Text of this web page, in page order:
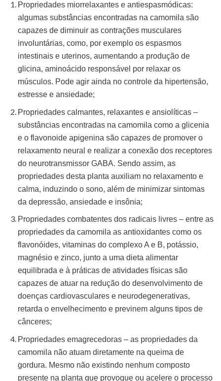
Propriedades miorrelaxantes e antiespasmódicas:
algumas substâncias encontradas na camomila são
capazes de diminuir as contrações musculares
involuntárias, como, por exemplo os espasmos
intestinais e uterinos, aumentando a produção de
glicina, aminoácido responsável por relaxar os
músculos. Pode agir ainda no controle da hipertensão,
estresse e ansiedade;
Propriedades calmantes, relaxantes e ansiolíticas –
substâncias encontradas na camomila como a glicenia
e o flavonoide apigenina são capazes de promover o
relaxamento neural e realizar a conexão dos receptores
do neurotransmissor GABA. Sendo assim, as
propriedades desta planta auxiliam no relaxamento e
calma, induzindo o sono, além de minimizar sintomas
da depressão, ansiedade e insônia;
Propriedades combatentes dos radicais livres – entre as
propriedades da camomila as antioxidantes como os
flavonóides, vitaminas do complexo A e B, potássio,
magnésio e zinco, junto a uma dieta alimentar
equilibrada e à práticas de atividades físicas são
capazes de atuar na redução do desenvolvimento de
doenças cardiovasculares e neurodegenerativas,
retarda o envelhecimento e previnem alguns tipos de
cânceres;
Propriedades emagrecedoras – as propriedades da
camomila não atuam diretamente na queima de
gordura. Mesmo não existindo nenhum composto
presente na planta que provoque ou acelere o processo